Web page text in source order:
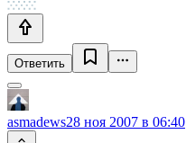
Ответить
asmadews28 ноя 2007 в 06:40